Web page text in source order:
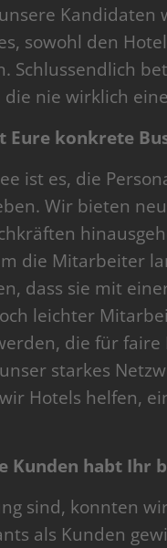
sowohl den
Schlussendlich
die nie wirklich
Eure konkrete
ist es, die
Wir bieten
die Mitarbeiter
dass sie mit
leichter
die für
starkes
Hotels helfen,
Kunden habt
sind, konnten
als Kunden